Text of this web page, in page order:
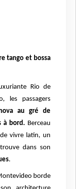
tango et bossa
Rio de
les passagers
au gré de
à bord. Berceau
vivre latin, un
dans son
.
borde